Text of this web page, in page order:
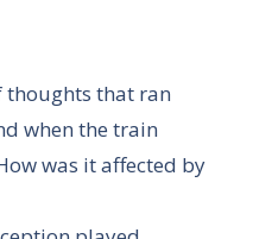
thoughts that ran
when the train
was it affected by